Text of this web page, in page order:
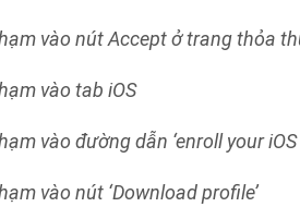
vào nút Accept ở trang thỏa
vào tab iOS
vào đường dẫn ‘enroll your iOS
vào nút ‘Download profile’